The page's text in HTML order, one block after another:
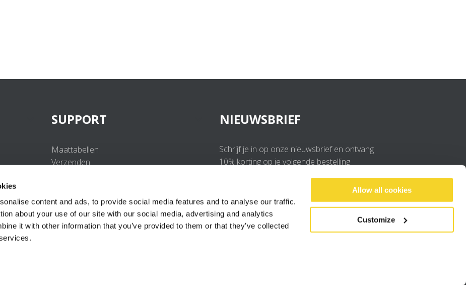
content and ads, to provide social media features and to analyse our traffic.
about your use of our site with our social media, advertising and analytics
it with other information that you’ve provided to them or that they’ve collected
Allow all cookies
Customize
SUPPORT
Maattabellen
Verzenden
Contact
UV-Beschermingsnorm
B2B Portal Login
NIEUWSBRIEF
Schrijf je in op onze nieuwsbrief en ontvang
10% korting op je volgende bestelling
Ik ga akkoord met de